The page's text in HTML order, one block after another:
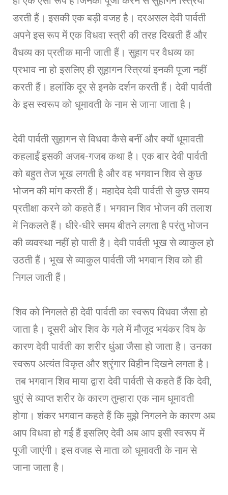
डरती हैं। इसकी एक बड़ी वजह है। दरअसल देवी पार्वती
अपने इस रूप में एक विधवा स्त्री की तरह दिखती हैं और
वैधव्य का प्रतीक मानी जाती हैं। सुहाग पर वैधव्य का
प्रभाव ना हो इसलिए ही सुहागन स्त्रियां इनकी पूजा नहीं
करती हैं। हलांकि दूर से इनके दर्शन करती हैं। देवी पार्वती
के इस स्वरूप को धूमावती के नाम से जाना जाता है।
देवी पार्वती सुहागन से विधवा कैसे बनीं और क्यों धूमावती
कहलाईं इसकी अजब-गजब कथा है। एक बार देवी पार्वती
को बहुत तेज भूख लगती है और वह भगवान शिव से कुछ
भोजन की मांग करती हैं। महादेव देवी पार्वती से कुछ समय
प्रतीक्षा करने को कहते हैं। भगवान शिव भोजन की तलाश
में निकलते हैं। धीरे-धीरे समय बीतने लगता है परंतु भोजन
की व्यवस्था नहीं हो पाती है। देवी पार्वती भूख से व्याकुल हो
उठती हैं। भूख से व्याकुल पार्वती जी भगवान शिव को ही
निगल जाती हैं।
शिव को निगलते ही देवी पार्वती का स्वरूप विधवा जैसा हो
जाता है। दूसरी ओर शिव के गले में मौजूद भयंकर विष के
कारण देवी पार्वती का शरीर धुंआ जैसा हो जाता है। उनका
स्वरूप अत्यंत विकृत और श्रृंगार विहीन दिखने लगता है।
तब भगवान शिव माया द्वारा देवी पार्वती से कहते हैं कि देवी,
धुएं से व्याप्त शरीर के कारण तुम्हारा एक नाम धूमावती
होगा। शंकर भगवान कहते हैं कि मुझे निगलने के कारण अब
आप विधवा हो गई हैं इसलिए देवी अब आप इसी स्वरूप में
पूजी जाएंगी। इस वजह से माता को धूमावती के नाम से
जाना जाता है।